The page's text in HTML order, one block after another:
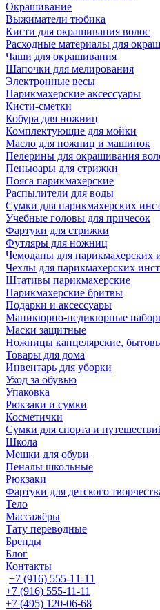
Окрашивание
Выжиматели тюбика
Кисти для окрашивания волос
Расходные материалы для
Чаши для окрашивания
Шапочки для мелирования
Электронные весы
Парикмахерские аксессуары
Кисти-сметки
Кобура для ножниц
Комплектующие для мойки
Масло для ножниц и машинок
Пелерины для окрашивания
Пеньюары для стрижки
Пояса парикмахерские
Распылители для воды
Сумки для парикмахерских
Учебные головы для причесок
Фартуки для стрижки
Футляры для ножниц
Чемоданы для парикмахерских
Чехлы для парикмахерских
Штативы парикмахерские
Парикмахерские бритвы
Подарки и аксессуары
Маникюрно-педикюрные
Маски защитные
Ножницы канцелярские,
Товары для дома
Инвентарь для уборки
Уход за обувью
Упаковка
Рюкзаки и сумки
Косметички
Сумки для спорта и
Школа
Мешки для обуви
Пеналы школьные
Рюкзаки
Фартуки для детского
Тело
Массажёры
Тату переводные
Бренды
Блог
Контакты
+7 (916) 555-11-11
+7 (916) 555-11-11
+7 (495) 120-06-68